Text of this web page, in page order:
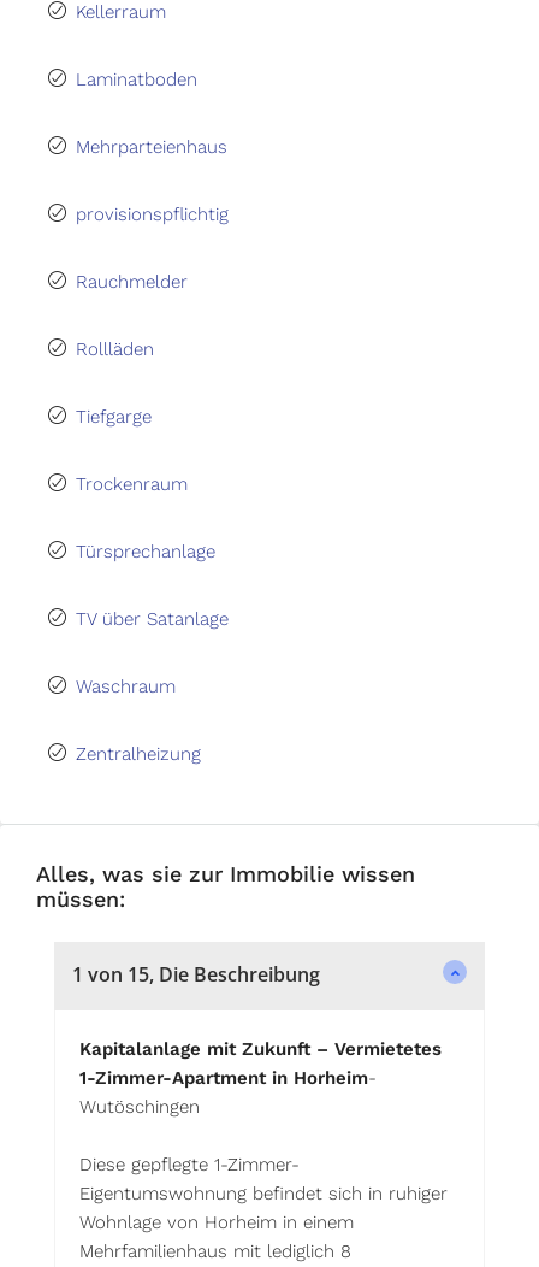
Kellerraum
Laminatboden
Mehrparteienhaus
provisionspflichtig
Rauchmelder
Rollläden
Tiefgarge
Trockenraum
Türsprechanlage
TV über Satanlage
Waschraum
Zentralheizung
Alles, was sie zur Immobilie wissen
müssen:
1 von 15, Die Beschreibung
Kapitalanlage mit Zukunft – Vermietetes
1-Zimmer-Apartment in Horheim-
Wutöschingen
Diese gepflegte 1-Zimmer-
Eigentumswohnung befindet sich in ruhiger
Wohnlage von Horheim in einem
Mehrfamilienhaus mit lediglich 8